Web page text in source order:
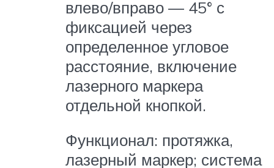
влево/вправо — 45° с
фиксацией через
определенное угловое
расстояние, включение
лазерного маркера
отдельной кнопкой.
Функционал: протяжка,
лазерный маркер; система